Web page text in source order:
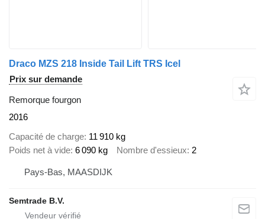
Draco MZS 218 Inside Tail Lift TRS Icel
Prix sur demande
Remorque fourgon
2016
Capacité de charge 11 910 kg
Poids net à vide 6 090 kg Nombre d'essieux 2
Pays-Bas, MAASDIJK
Semtrade B.V.